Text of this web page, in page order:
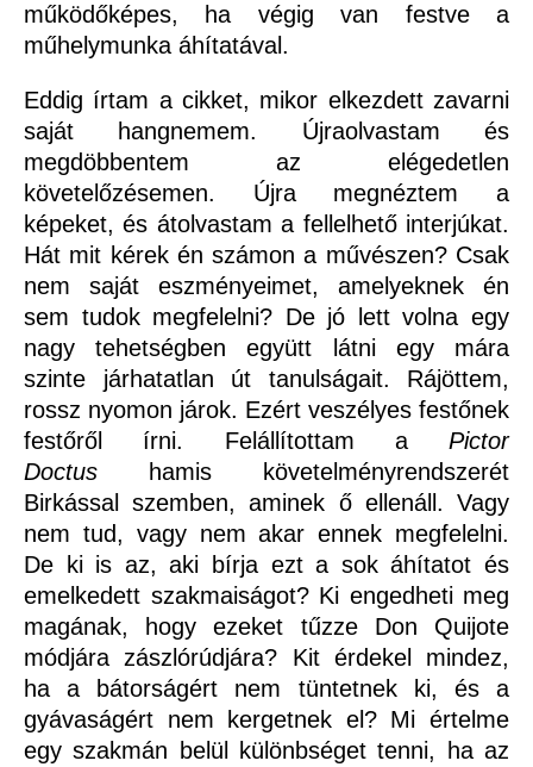
működőképes, ha végig van festve a
műhelymunka áhítatával.
Eddig írtam a cikket, mikor elkezdett zavarni
saját hangnemem. Újraolvastam és
megdöbbentem az elégedetlen
követelőzésemen. Újra megnéztem a
képeket, és átolvastam a fellelhető interjúkat.
Hát mit kérek én számon a művészen? Csak
nem saját eszményeimet, amelyeknek én
sem tudok megfelelni? De jó lett volna egy
nagy tehetségben együtt látni egy mára
szinte járhatatlan út tanulságait. Rájöttem,
rossz nyomon járok. Ezért veszélyes festőnek
festőről írni. Felállítottam a Pictor
Doctus hamis követelményrendszerét
Birkással szemben, aminek ő ellenáll. Vagy
nem tud, vagy nem akar ennek megfelelni.
De ki is az, aki bírja ezt a sok áhítatot és
emelkedett szakmaiságot? Ki engedheti meg
magának, hogy ezeket tűzze Don Quijote
módjára zászlórúdjára? Kit érdekel mindez,
ha a bátorságért nem tüntetnek ki, és a
gyávaságért nem kergetnek el? Mi értelme
egy szakmán belül különbséget tenni, ha az